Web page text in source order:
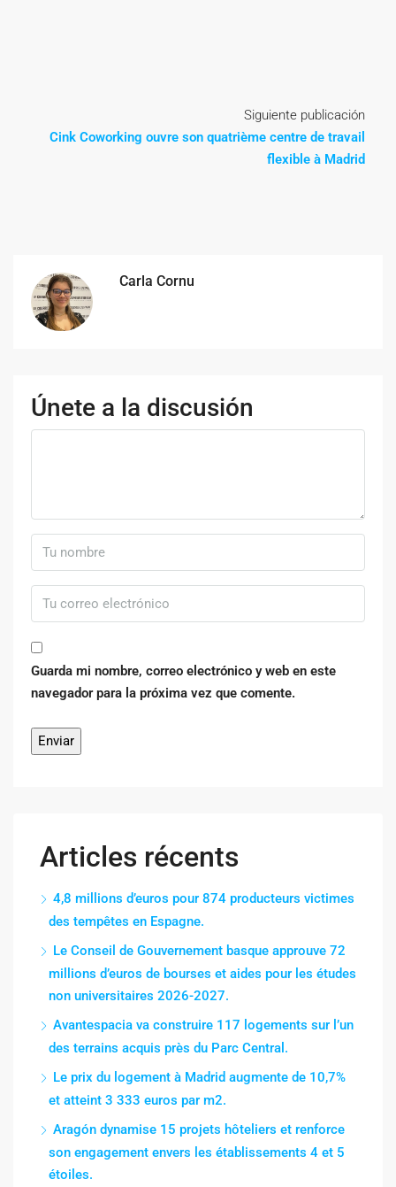
Siguiente publicación
Cink Coworking ouvre son quatrième centre de travail
flexible à Madrid
Carla Cornu
Únete a la discusión
Guarda mi nombre, correo electrónico y web en este
navegador para la próxima vez que comente.
Articles récents
4,8 millions d’euros pour 874 producteurs victimes
des tempêtes en Espagne.
Le Conseil de Gouvernement basque approuve 72
millions d’euros de bourses et aides pour les études
non universitaires 2026-2027.
Avantespacia va construire 117 logements sur l’un
des terrains acquis près du Parc Central.
Le prix du logement à Madrid augmente de 10,7%
et atteint 3 333 euros par m2.
Aragón dynamise 15 projets hôteliers et renforce
son engagement envers les établissements 4 et 5
étoiles.